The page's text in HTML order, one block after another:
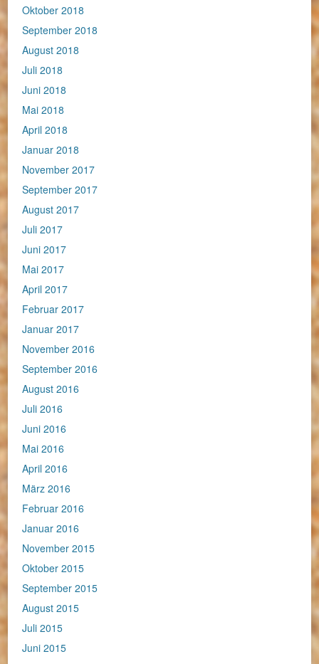
Oktober 2018
September 2018
August 2018
Juli 2018
Juni 2018
Mai 2018
April 2018
Januar 2018
November 2017
September 2017
August 2017
Juli 2017
Juni 2017
Mai 2017
April 2017
Februar 2017
Januar 2017
November 2016
September 2016
August 2016
Juli 2016
Juni 2016
Mai 2016
April 2016
März 2016
Februar 2016
Januar 2016
November 2015
Oktober 2015
September 2015
August 2015
Juli 2015
Juni 2015